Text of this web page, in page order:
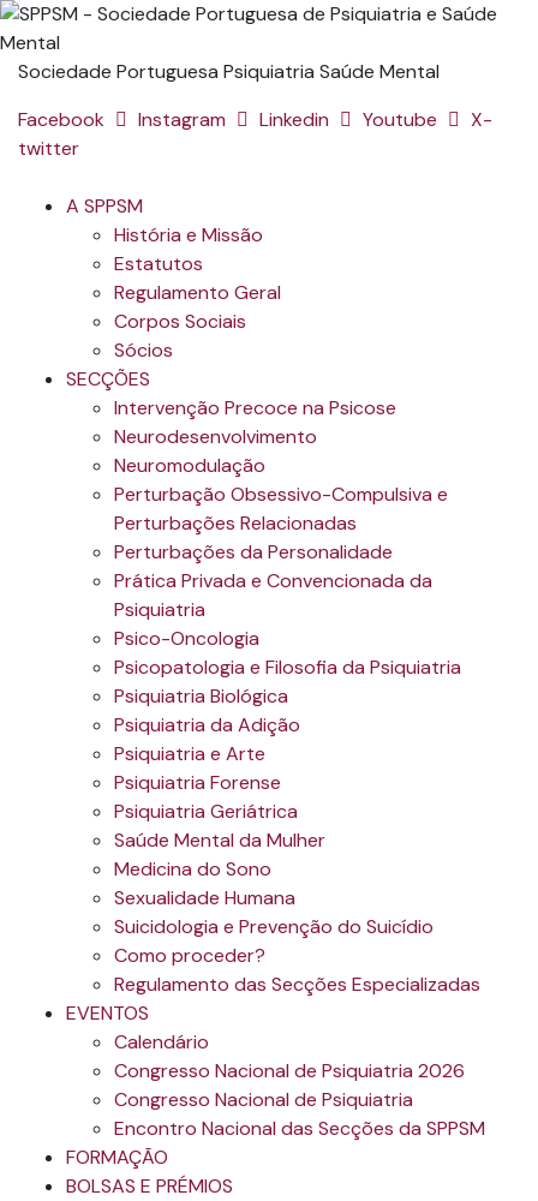
Sociedade Portuguesa Psiquiatria Saúde Mental
Facebook
Instagram Linkedin Youtube
X-
twitter
A SPPSM
História e Missão
Estatutos
Regulamento Geral
Corpos Sociais
Sócios
SECÇÕES
Intervenção Precoce na Psicose
Neurodesenvolvimento
Neuromodulação
Perturbação Obsessivo-Compulsiva e
Perturbações Relacionadas
Perturbações da Personalidade
Prática Privada e Convencionada da
Psiquiatria
Psico-Oncologia
Psicopatologia e Filosofia da Psiquiatria
Psiquiatria Biológica
Psiquiatria da Adição
Psiquiatria e Arte
Psiquiatria Forense
Psiquiatria Geriátrica
Saúde Mental da Mulher
Medicina do Sono
Sexualidade Humana
Suicidologia e Prevenção do Suicídio
Como proceder?
Regulamento das Secções Especializadas
EVENTOS
Calendário
Congresso Nacional de Psiquiatria 2026
Congresso Nacional de Psiquiatria
Encontro Nacional das Secções da SPPSM
FORMAÇÃO
BOLSAS E PRÉMIOS